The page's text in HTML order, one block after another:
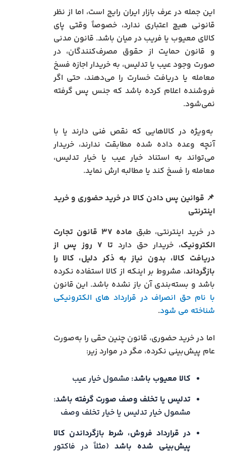
این جمله در عرف بازار ایران رایج است، اما از نظر
قانونی هیچ اعتباری ندارد، خصوصاً وقتی پای
کالای معیوب یا فریب در میان باشد. قانون مدنی
و قانون حمایت از حقوق مصرف‌کنندگان، در
صورت وجود عیب یا تدلیس، به خریدار اجازه فسخ
معامله یا دریافت خسارت را می‌دهند، حتی اگر
فروشنده اعلام کرده باشد که جنس پس گرفته
نمی‌شود.
به‌ویژه در کالاهایی که نقص فنی دارند یا با
آنچه وعده داده شده مطابقت ندارند، خریدار
می‌تواند به استناد خیار عیب یا خیار تدلیس،
معامله را فسخ کند یا مطالبه ارش نماید.
📌 قوانین پس دادن کالا در خرید حضوری و خرید
اینترنتی
در خرید اینترنتی، طبق
ماده ۳۷ قانون تجارت
الکترونیک، خریدار حق دارد
تا ۷ روز پس از
دریافت کالا، بدون نیاز به ذکر دلیل، کالا را
بازگرداند، مشروط بر اینکه از کالا استفاده نکرده
باشد و بسته‌بندی آن باز نشده باشد. این قانون
با نام حق انصراف در قرارداد های الکترونیکی
شناخته می شود.
اما در خرید حضوری، قانون چنین حقی را به‌صورت
عام پیش‌بینی نکرده، مگر در موارد زیر:
کالا معیوب باشد: مشمول خیار عیب
تدلیس یا تخلف وصف صورت گرفته باشد:
مشمول خیار تدلیس یا خیار تخلف وصف
در قرارداد فروش، شرط بازگرداندن کالا
پیش‌بینی شده باشد (مثلاً در فاکتور